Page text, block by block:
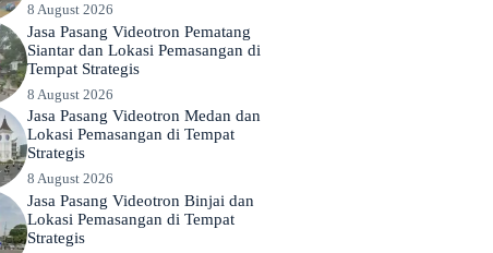
8 August 2026
Jasa Pasang Videotron Pematang
Siantar dan Lokasi Pemasangan di
Tempat Strategis
8 August 2026
Jasa Pasang Videotron Medan dan
Lokasi Pemasangan di Tempat
Strategis
8 August 2026
Jasa Pasang Videotron Binjai dan
Lokasi Pemasangan di Tempat
Strategis